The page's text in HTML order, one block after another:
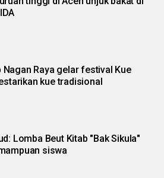
Nagan Raya gelar festival Kue
kue tradisional
Lomba Beut Kitab "Bak Sikula"
siswa